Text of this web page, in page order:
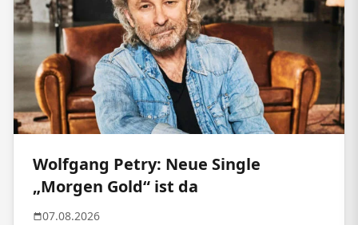
Wolfgang Petry: Neue Single
„Morgen Gold“ ist da
07.08.2026